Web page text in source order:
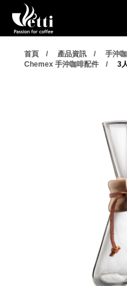
首頁 產品資訊
手沖
Chemex 手沖咖啡配件
3